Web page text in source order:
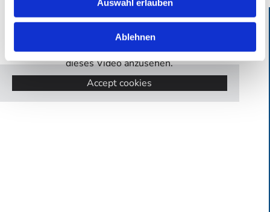
Auswahl erlauben
Ablehnen
Bitte akzeptieren Sie Marketing-Cookies, um
dieses Video anzusehen.
Accept cookies